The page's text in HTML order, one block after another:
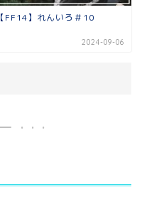
【FF14】れんいろ＃10
2024-09-06